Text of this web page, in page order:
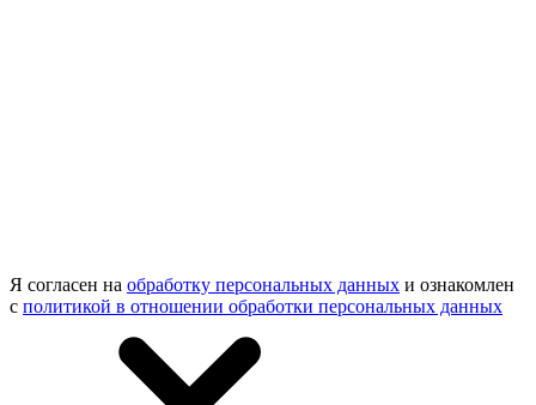
Я согласен на обработку персональных данных и ознакомлен
с политикой в отношении обработки персональных данных